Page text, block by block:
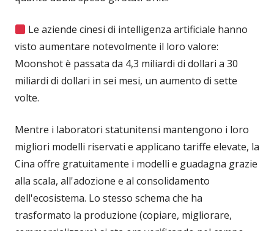
Le aziende cinesi di intelligenza artificiale hanno
visto aumentare notevolmente il loro valore:
Moonshot è passata da 4,3 miliardi di dollari a 30
miliardi di dollari in sei mesi, un aumento di sette
volte.
Mentre i laboratori statunitensi mantengono i loro
migliori modelli riservati e applicano tariffe elevate, la
Cina offre gratuitamente i modelli e guadagna grazie
alla scala, all'adozione e al consolidamento
dell'ecosistema. Lo stesso schema che ha
trasformato la produzione (copiare, migliorare,